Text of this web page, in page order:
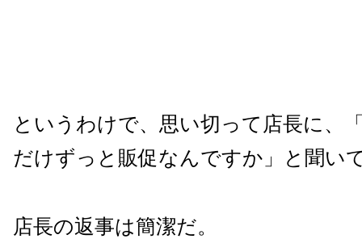
というわけで、思い切って店長に、
だけずっと販促なんですか」と聞い
店長の返事は簡潔だ。